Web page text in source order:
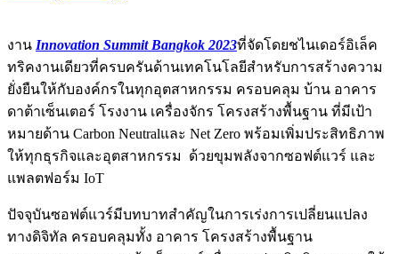
งาน Innovation Summit Bangkok 2023ที่จัดโดยชไนเดอร์อิเล็ค
ทริคงานเดียวที่ครบครันด้านเทคโนโลยีสำหรับการสร้างความ
ยั่งยืนให้กับองค์กรในทุกอุตสาหกรรม ครอบคลุม บ้าน อาคาร
ดาต้าเซ็นเตอร์ โรงงาน เครื่องจักร โครงสร้างพื้นฐาน ที่มีเป้า
หมายด้าน Carbon Neutralและ Net Zero พร้อมเพิ่มประสิทธิภาพ
ให้ทุกธุรกิจและอุตสาหกรรม ด้วยขุมพลังจากซอฟต์แวร์ และ
แพลตฟอร์ม IoT
ปัจจุบันซอฟต์แวร์มีบทบาทสำคัญในการเร่งการเปลี่ยนแปลง
ทางดิจิทัล ครอบคลุมทั้ง อาคาร โครงสร้างพื้นฐาน